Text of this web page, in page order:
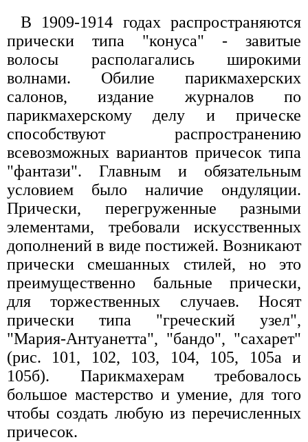
В 1909-1914 годах распространяются
прически типа "конуса" - завитые
волосы располагались широкими
волнами. Обилие парикмахерских
салонов, издание журналов по
парикмахерскому делу и прическе
способствуют распространению
всевозможных вариантов причесок типа
"фантази". Главным и обязательным
условием было наличие ондуляции.
Прически, перегруженные разными
элементами, требовали искусственных
дополнений в виде постижей. Возникают
прически смешанных стилей, но это
преимущественно бальные прически,
для торжественных случаев. Носят
прически типа "греческий узел",
"Мария-Антуанетта", "бандо", "сахарет"
(рис. 101, 102, 103, 104, 105, 105а и
105б). Парикмахерам требовалось
большое мастерство и умение, для того
чтобы создать любую из перечисленных
причесок.